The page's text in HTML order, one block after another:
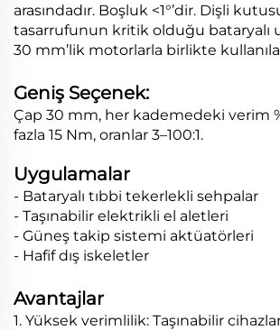
arasındadır. Boşluk <1°’dir. Dişli
tasarrufunun kritik olduğu bataryalı
30 mm’lik motorlarla birlikte
Geniş Seçenek:
Çap 30 mm, her kademedeki verim
fazla 15 Nm, oranlar 3–100:1.
Uygulamalar
- Bataryalı tıbbi tekerlekli sehpalar
- Taşınabilir elektrikli el aletleri
- Güneş takip sistemi aktüatörleri
- Hafif dış iskeletler
Avantajlar
1. Yüksek verimlilik: Taşınabilir